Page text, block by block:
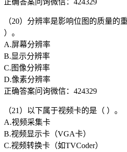
（20）分辨率是影响位图的质量的
）。
A.屏幕分辨率
B.显示分辨率
C.图像分辨率
D.像素分辨率
正确答案问询微信：424329
（21）以下属于视频卡的是（ ）。
A.视频采集卡
B.视频显示卡（VGA卡）
C.视频转换卡（如TVCoder）